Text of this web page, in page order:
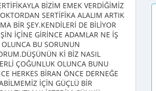
BİZİM EMEK VERDİĞİMİZ
SERTİFİKA ALALIM ARTIK
BİR ŞEY.KENDİLERİ DE BİLİYOR
İÇİNE GİRİNCE ADAMLAR NE İŞ
OLUNCA BU SORUNUN
Kİ BİZ NASIL
ÇOĞUNLUK OLUNCA BUNU
HERKES BİRAN ÖNCE DERNEĞE
İÇİN GÜÇLÜ BİR